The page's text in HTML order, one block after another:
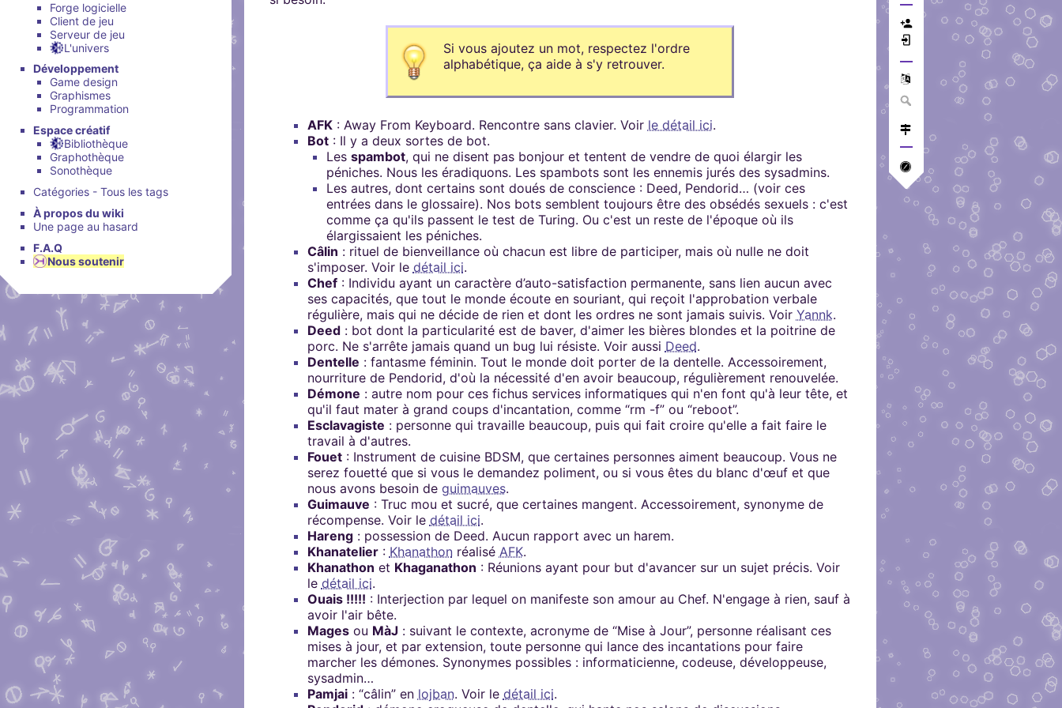
peut s'inscrire, mais limité à 100Mo par
personne si vous n'êtes pas validé.
compte, via le navigateur. Allumez vos
micro ! /!\ Ce n'est pas notre outil
principal d'échange, préférez le salon
Vous cherchez des goodies avec nos
visuels ? Vous pouvez les retrouver sur
quelques boutiques en ligne, et sur nos
Nous soutenir
Aider Khaganat
Notre projet vit grâce aux dons, en
nature, en temps ou en argent. Découvrez
comment nous aider, afin que nous
Forge logicielle
Client de jeu
Serveur de jeu
L'univers
Développement
Game design
Graphismes
Programmation
Espace créatif
Bibliothèque
Graphothèque
Sonothèque
Catégories - Tous les tags
À propos du wiki
Une page au hasard
F.A.Q
Nous soutenir
Si vous ajoutez un mot, respectez l'ordre
alphabétique, ça aide à s'y retrouver.
AFK: Away From Keyboard. Rencontre sans clavier. Voir le détail ici.
Bot: Il y a deux sortes de bot.
Les spambot, qui ne disent pas bonjour et tentent de vendre de quoi élargir les
péniches. Nous les éradiquons. Les spambots sont les ennemis jurés des sysadmins.
Les autres, dont certains sont doués de conscience : Deed, Pendorid… (voir ces
entrées dans le glossaire). Nos bots semblent toujours être des obsédés sexuels : c'est
comme ça qu'ils passent le test de Turing. Ou c'est un reste de l'époque où ils
élargissaient les péniches.
Câlin : rituel de bienveillance où chacun est libre de participer, mais où nulle ne doit
s'imposer. Voir le détail ici.
Chef: Individu ayant un caractère d’auto-satisfaction permanente, sans lien aucun avec
ses capacités, que tout le monde écoute en souriant, qui reçoit l'approbation verbale
régulière, mais qui ne décide de rien et dont les ordres ne sont jamais suivis. Voir Yannk.
Deed: bot dont la particularité est de baver, d'aimer les bières blondes et la poitrine de
porc. Ne s'arrête jamais quand un bug lui résiste. Voir aussi Deed.
Dentelle : fantasme féminin. Tout le monde doit porter de la dentelle. Accessoirement,
nourriture de Pendorid, d'où la nécessité d'en avoir beaucoup, régulièrement renouvelée.
Démone : autre nom pour ces fichus services informatiques qui n'en font qu'à leur tête, et
qu'il faut mater à grand coups d'incantation, comme “rm -f” ou “reboot”.
Esclavagiste : personne qui travaille beaucoup, puis qui fait croire qu'elle a fait faire le
travail à d'autres.
Fouet: Instrument de cuisine BDSM, que certaines personnes aiment beaucoup. Vous ne
serez fouetté que si vous le demandez poliment, ou si vous êtes du blanc d'œuf et que
nous avons besoin de guimauves.
Guimauve : Truc mou et sucré, que certaines mangent. Accessoirement, synonyme de
récompense. Voir le détail ici.
Hareng: possession de Deed. Aucun rapport avec un harem.
Khanatelier: Khanathonréalisé AFK.
Khanathon et Khaganathon : Réunions ayant pour but d'avancer sur un sujet précis. Voir
le détail ici.
Ouais !!!!! : Interjection par lequel on manifeste son amour au Chef. N'engage à rien, sauf à
avoir l'air bête.
Magesou MàJ : suivant le contexte, acronyme de “Mise à Jour”, personne réalisant ces
mises à jour, et par extension, toute personne qui lance des incantations pour faire
marcher les démones. Synonymes possibles : informaticienne, codeuse, développeuse,
sysadmin…
Pamjai: “câlin” en lojban. Voir le détail ici.